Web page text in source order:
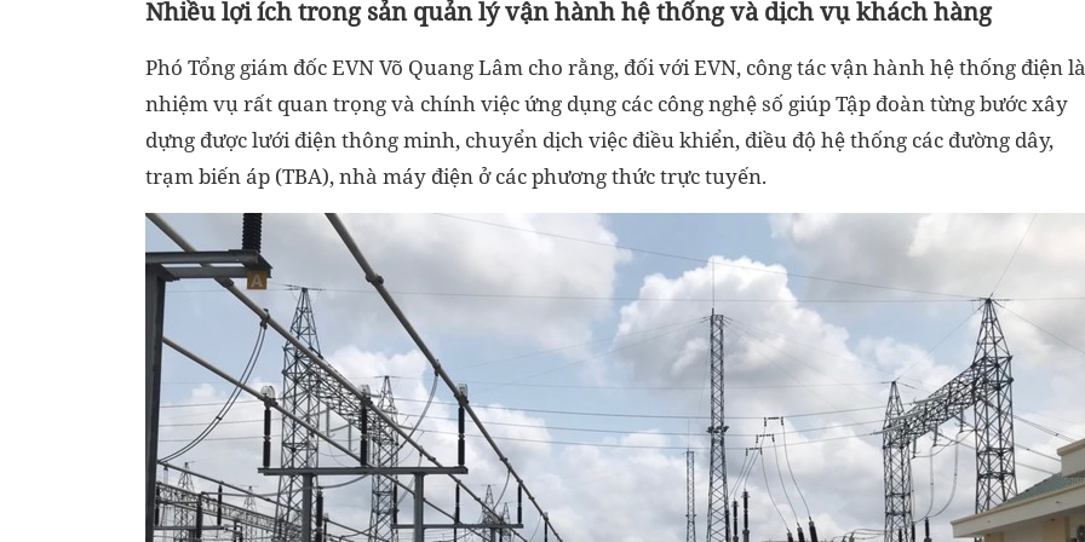
Nhiều lợi ích trong sản quản lý vận hành hệ thống và dịch vụ khách hàng
Phó Tổng giám đốc EVN Võ Quang Lâm cho rằng, đối với EVN, công tác vận hành hệ thống điện là
nhiệm vụ rất quan trọng và chính việc ứng dụng các công nghệ số giúp Tập đoàn từng bước xây
dựng được lưới điện thông minh, chuyển dịch việc điều khiển, điều độ hệ thống các đường dây,
trạm biến áp (TBA), nhà máy điện ở các phương thức trực tuyến.